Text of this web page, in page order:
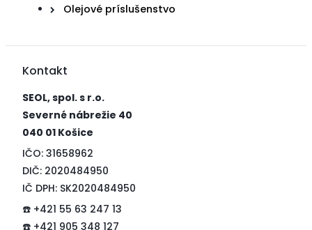
Olejové príslušenstvo
Kontakt
SEOL, spol. s r.o.
Severné nábrežie 40
040 01 Košice
IČO: 31658962
DIČ: 2020484950
IČ DPH: SK2020484950
☎️ +421 55 63 247 13
☎️ +421 905 348 127